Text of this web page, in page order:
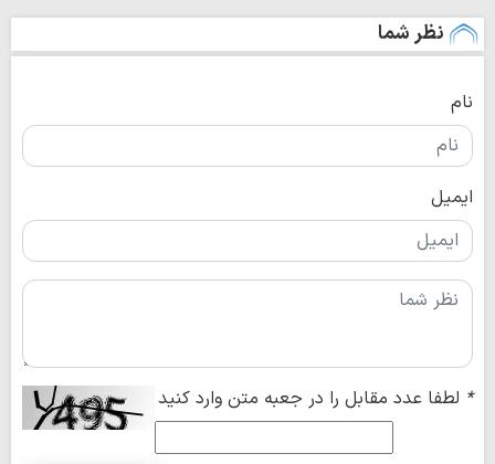
نظر شما
نام
ایمیل
* لطفا عدد مقابل را در جعبه متن وارد کنید